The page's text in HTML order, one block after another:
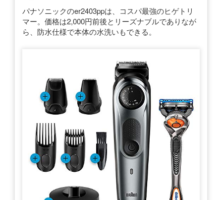
パナソニックのer2403ppは、コスパ最強のヒゲトリ
マー。価格は2,000円前後とリーズナブルでありなが
ら、防水仕様で本体の水洗いもできる。